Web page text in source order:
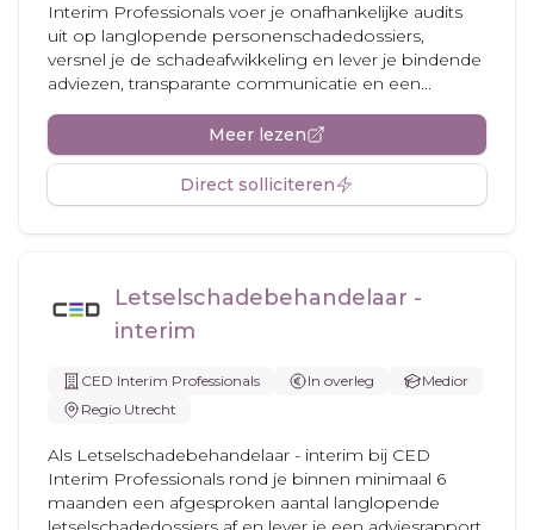
Interim Professionals voer je onafhankelijke audits
uit op langlopende personenschadedossiers,
versnel je de schadeafwikkeling en lever je bindende
adviezen, transparante communicatie en een...
Meer lezen
Direct solliciteren
Letselschadebehandelaar -
interim
CED Interim Professionals In overleg
Medior
Regio Utrecht
Als Letselschadebehandelaar - interim bij CED
Interim Professionals rond je binnen minimaal 6
maanden een afgesproken aantal langlopende